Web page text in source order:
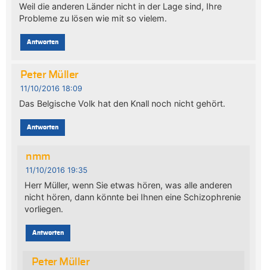
Weil die anderen Länder nicht in der Lage sind, Ihre
Probleme zu lösen wie mit so vielem.
Antworten
Peter Müller
11/10/2016 18:09
Das Belgische Volk hat den Knall noch nicht gehört.
Antworten
nmm
11/10/2016 19:35
Herr Müller, wenn Sie etwas hören, was alle anderen
nicht hören, dann könnte bei Ihnen eine Schizophrenie
vorliegen.
Antworten
Peter Müller